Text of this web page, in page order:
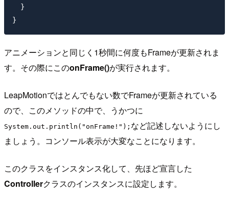
  }
アニメーションと同じく1秒間に何度もFrameが更新されま
す。その際にこのonFrame()が実行されます。
LeapMotionではとんでもない数でFrameが更新されている
ので、このメソッドの中で、うかつに
System.out.println("onFrame!"); など記述しないようにし
ましょう。コンソール表示が大変なことになります。
このクラスをインスタンス化して、先ほど宣言した
Controllerクラスのインスタンスに設定します。